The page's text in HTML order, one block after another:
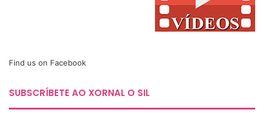
Find us on Facebook
SUBSCRÍBETE AO XORNAL O SIL